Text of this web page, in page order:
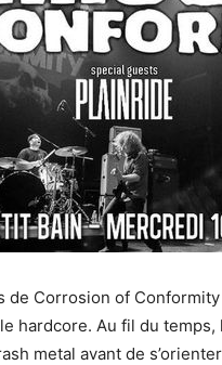
de Corrosion of
hardcore. Au fil du
metal avant de